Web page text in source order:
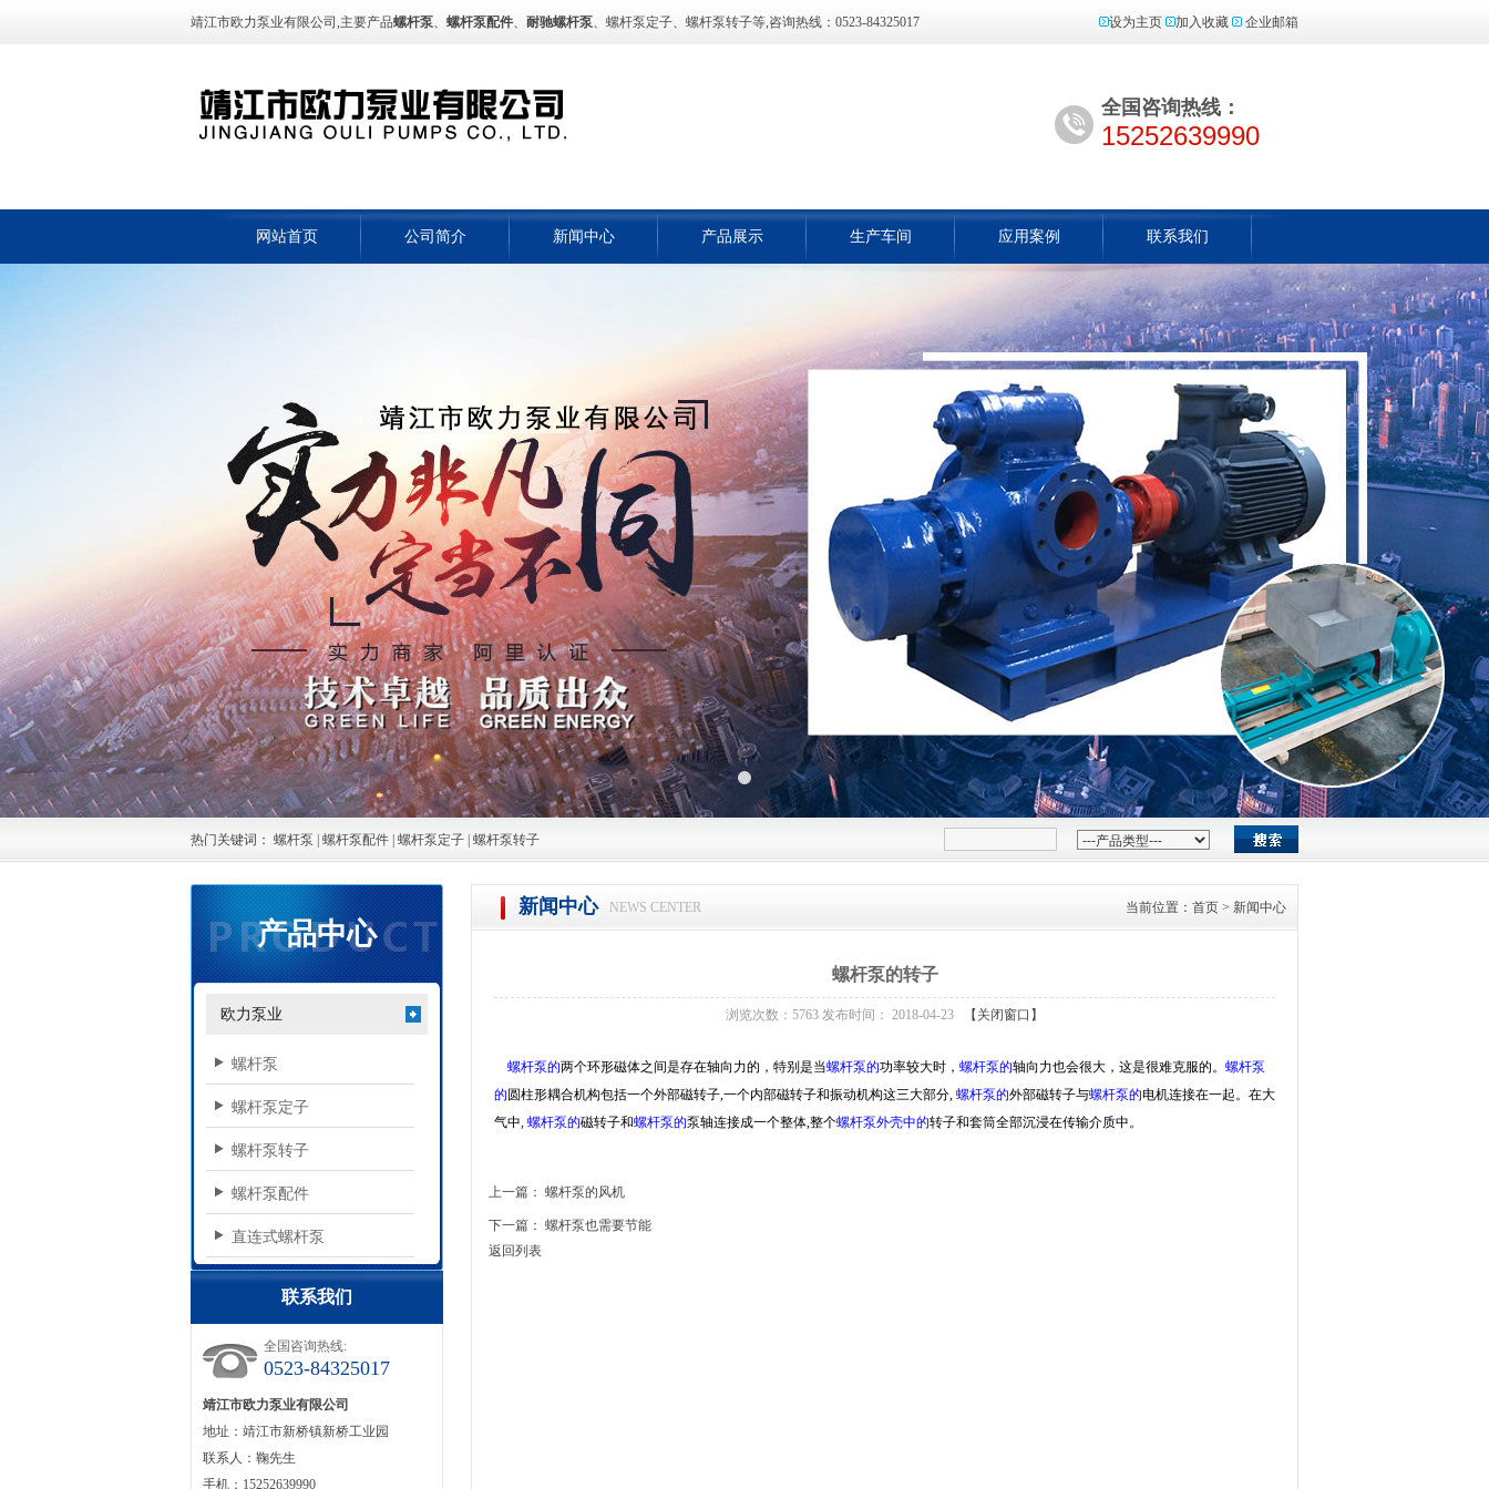
靖江市欧力泵业有限公司,主要产品螺杆泵、 螺杆泵配件、 耐驰螺杆泵、螺杆泵定子、螺杆泵转子等,咨询热线：0523-84325017 设为主页 加入收藏 企业邮箱
全国咨询热线：
15252639990
网站首页 公司简介 新闻中心 产品展示 生产车间 应用案例 联系我们
热门关键词： 螺杆泵 螺杆泵配件 螺杆泵定子 螺杆泵转子
产品中心
欧力泵业
螺杆泵
螺杆泵定子
螺杆泵转子
螺杆泵配件
直连式螺杆泵
联系我们
全国咨询热线:
0523-84325017
靖江市欧力泵业有限公司
地址：靖江市新桥镇新桥工业园
联系人：鞠先生
手机：15252639990
新闻中心 NEWS CENTER 当前位置： 首页 > 新闻中心
螺杆泵的转子
浏览次数：5763 发布时间： 2018-04-23 【关闭窗口】
螺杆泵的两个环形磁体之间是存在轴向力的，特别是当螺杆泵的功率较大时， 螺杆泵的轴向力也会很大，这是很难克服的。 螺杆泵
的 圆柱形耦合机构包括一个外部磁转子,一个内部磁转子和振动机构这三大部分, 螺杆泵的外部磁转子与螺杆泵的电机连接在一起。在大
气中, 螺杆泵的磁转子和螺杆泵的泵轴连接成一个整体,整个螺杆泵外壳中的转子和套筒全部沉浸在传输介质中。
上一篇： 螺杆泵的风机
下一篇： 螺杆泵也需要节能
返回列表